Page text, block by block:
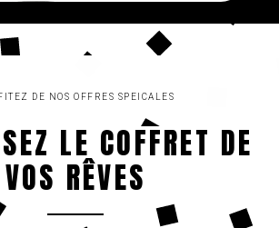
DE NOS OFFRES SPEICALES
LE COFFRET DE
VOS RÊVES